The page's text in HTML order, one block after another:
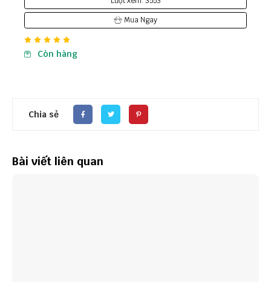
Mua Ngay
Còn hàng
Chia sẻ
Bài viết liên quan